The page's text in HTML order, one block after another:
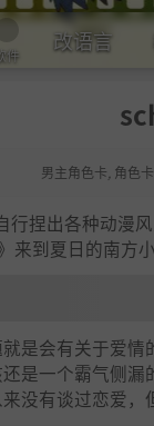
件
改语言
男主角色卡 角色
行捏出各种动漫
来到夏日的南方
是会有关于爱情
是一个霸气侧漏
没有谈过恋爱，